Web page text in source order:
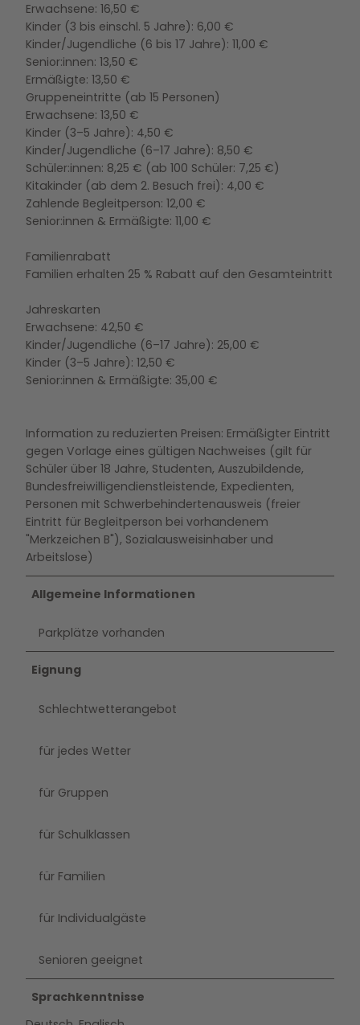
Erwachsene: 16,50 €
Kinder (3 bis einschl. 5 Jahre): 6,00 €
Kinder/Jugendliche (6 bis 17 Jahre): 11,00 €
Senior:innen: 13,50 €
Ermäßigte: 13,50 €
Gruppeneintritte (ab 15 Personen)
Erwachsene: 13,50 €
Kinder (3–5 Jahre): 4,50 €
Kinder/Jugendliche (6–17 Jahre): 8,50 €
Schüler:innen: 8,25 € (ab 100 Schüler: 7,25 €)
Kitakinder (ab dem 2. Besuch frei): 4,00 €
Zahlende Begleitperson: 12,00 €
Senior:innen & Ermäßigte: 11,00 €
Familienrabatt
Familien erhalten 25 % Rabatt auf den Gesamteintritt
Jahreskarten
Erwachsene: 42,50 €
Kinder/Jugendliche (6–17 Jahre): 25,00 €
Kinder (3–5 Jahre): 12,50 €
Senior:innen & Ermäßigte: 35,00 €
Information zu reduzierten Preisen: Ermäßigter Eintritt
gegen Vorlage eines gültigen Nachweises (gilt für
Schüler über 18 Jahre, Studenten, Auszubildende,
Bundesfreiwilligendienstleistende, Expedienten,
Personen mit Schwerbehindertenausweis (freier
Eintritt für Begleitperson bei vorhandenem
"Merkzeichen B"), Sozialausweisinhaber und
Arbeitslose)
Allgemeine Informationen
Parkplätze vorhanden
Eignung
Schlechtwetterangebot
für jedes Wetter
für Gruppen
für Schulklassen
für Familien
für Individualgäste
Senioren geeignet
Sprachkenntnisse